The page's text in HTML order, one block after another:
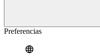
Preferencias